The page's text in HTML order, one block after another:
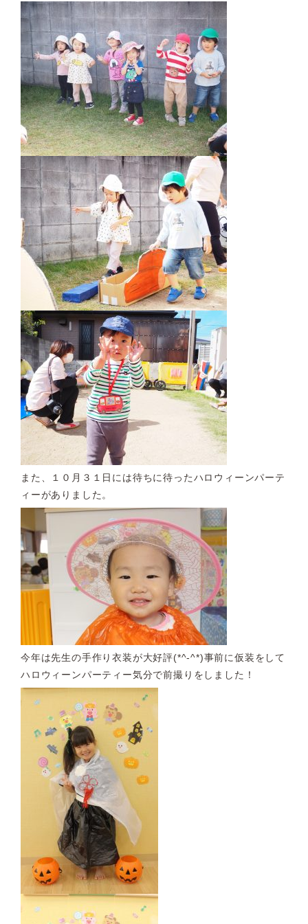
また、１０月３１日には待ちに待ったハロウィーンパーテ
ィーがありました。
今年は先生の手作り衣装が大好評(*^-^*)事前に仮装をして
ハロウィーンパーティー気分で前撮りをしました！